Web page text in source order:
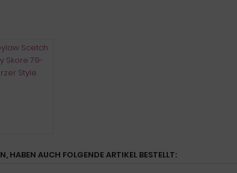
HABEN AUCH FOLGENDE ARTIKEL BESTELLT: